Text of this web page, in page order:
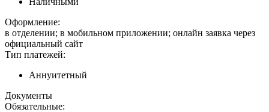
Оформление:
в отделении; в мобильном приложении; онлайн заявка через
официальный сайт
Тип платежей:
Аннуитетный
Документы
Обязательные: